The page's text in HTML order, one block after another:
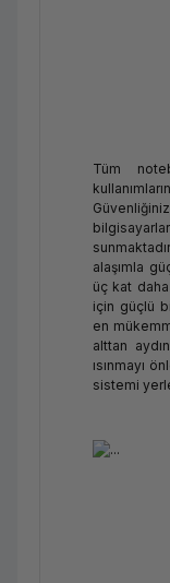
Tüm
alaşımla
üç kat daha
için güçlü
en
alttan
ısınmayı
sistemi